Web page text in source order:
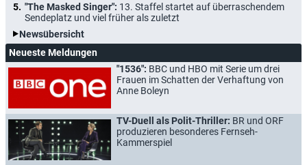
"The Masked Singer": 13. Staffel startet auf überraschendem
Sendeplatz und viel früher als zuletzt
Newsübersicht
Neueste Meldungen
"1536": BBC und HBO mit Serie um drei
Frauen im Schatten der Verhaftung von
Anne Boleyn
TV-Duell als Polit-Thriller: BR und ORF
produzieren besonderes Fernseh-
Kammerspiel